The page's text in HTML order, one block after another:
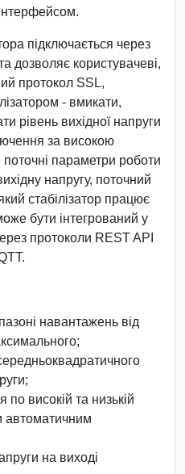
підключається через
дозволяє користувачеві,
протокол SSL,
- вмикати,
рівень вихідної напруги
за високою
параметри роботи
напругу, поточний
стабілізатор працює
бути інтегрований у
протоколи REST API
навантажень від
по високій та низькій
автоматичним
на виході